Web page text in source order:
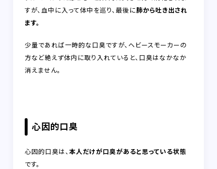
すが、血中に入って体中を巡り、最後に肺から吐き出され
ます。
少量であれば一時的な口臭ですが、ヘビースモーカーの
方など絶えず体内に取り入れていると、口臭はなかなか
消えません。
心因的口臭
心因的口臭は、本人だけが口臭があると思っている状態
です。